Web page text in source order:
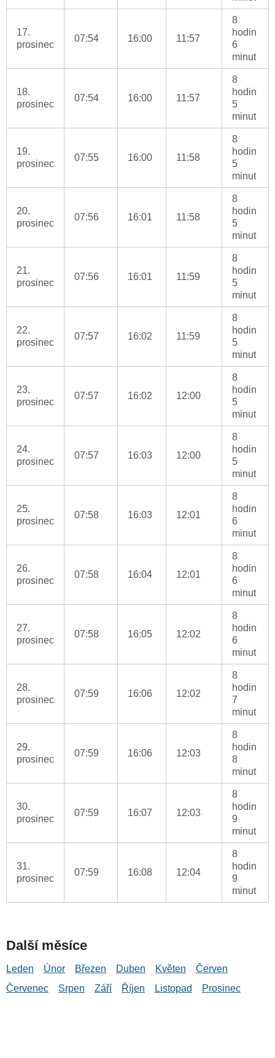
17.
prosinec
07:54 16:00 11:57
8
hodin
6
minut
18.
prosinec
07:54 16:00 11:57
8
hodin
5
minut
19.
prosinec
07:55 16:00 11:58
8
hodin
5
minut
20.
prosinec
07:56 16:01 11:58
8
hodin
5
minut
21.
prosinec
07:56 16:01 11:59
8
hodin
5
minut
22.
prosinec
07:57 16:02 11:59
8
hodin
5
minut
23.
prosinec
07:57 16:02 12:00
8
hodin
5
minut
24.
prosinec
07:57 16:03 12:00
8
hodin
5
minut
25.
prosinec
07:58 16:03 12:01
8
hodin
6
minut
26.
prosinec
07:58 16:04 12:01
8
hodin
6
minut
27.
prosinec
07:58 16:05 12:02
8
hodin
6
minut
28.
prosinec
07:59 16:06 12:02
8
hodin
7
minut
29.
prosinec
07:59 16:06 12:03
8
hodin
8
minut
30.
prosinec
07:59 16:07 12:03
8
hodin
9
minut
31.
prosinec
07:59 16:08 12:04
8
hodin
9
minut
Další měsíce
Leden Únor Březen Duben Květen
Červen
Červenec
Srpen Září Říjen Listopad Prosinec